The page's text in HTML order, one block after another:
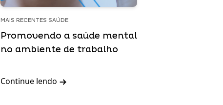
MAIS RECENTES SAÚDE
Promovendo a saúde mental
no ambiente de trabalho
Continue lendo